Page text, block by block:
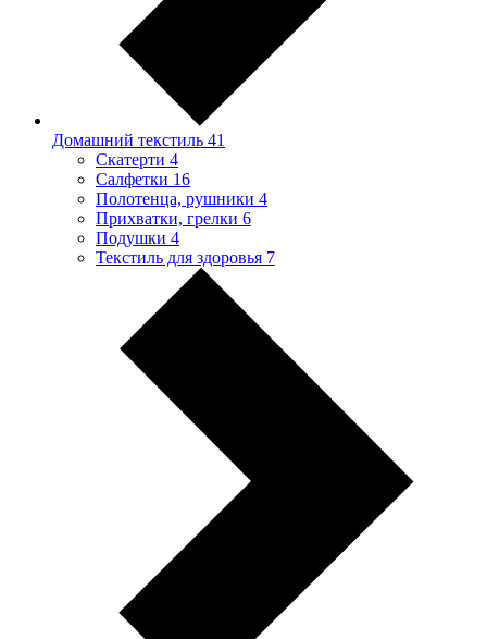
Домашний текстиль 41
Скатерти 4
Салфетки 16
Полотенца, рушники 4
Прихватки, грелки 6
Подушки 4
Текстиль для здоровья 7